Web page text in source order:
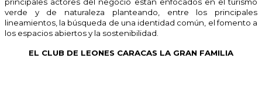
principales actores del negocio están enfocados en el turismo
verde y de naturaleza planteando, entre los principales
lineamientos, la búsqueda de una identidad común, el fomento a
los espacios abiertos y la sostenibilidad.
EL CLUB DE LEONES CARACAS LA GRAN FAMILIA